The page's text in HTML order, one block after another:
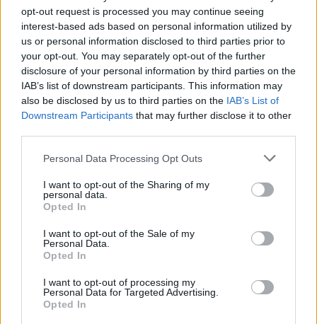
opt-out request is processed you may continue seeing
interest-based ads based on personal information utilized by
us or personal information disclosed to third parties prior to
your opt-out. You may separately opt-out of the further
disclosure of your personal information by third parties on the
IAB’s list of downstream participants. This information may
also be disclosed by us to third parties on the IAB’s List of
Downstream Participants that may further disclose it to other
Personal Data Processing Opt Outs
I want to opt-out of the Sharing of my
personal data.
Opted In
I want to opt-out of the Sale of my
Personal Data.
Opted In
I want to opt-out of processing my
Personal Data for Targeted Advertising.
Opted In
NHL:ssä nähtiin pelottava
loukkaantuminen – St. Louis -
joutui paareilla ulos kaukalosta
Oliver Kapaselle lähtöpassit